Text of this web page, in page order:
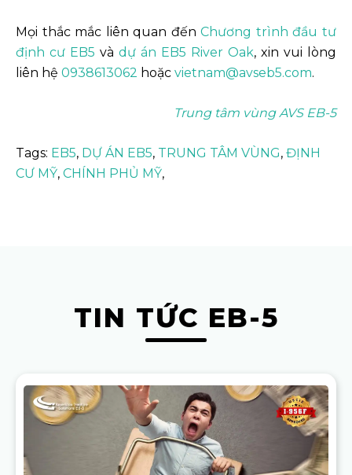
Mọi thắc mắc liên quan đếnChương trình đầu tư
định cư EB5 và dự án EB5 River Oak, xin vui lòng
liên hệ 0938613062 hoặc vietnam@avseb5.com.
Trung tâm vùng AVS EB-5
Tags: EB5, DỰ ÁN EB5, TRUNG TÂM VÙNG, ĐỊNH
CƯ MỸ, CHÍNH PHỦ MỸ,
TIN TỨC EB-5